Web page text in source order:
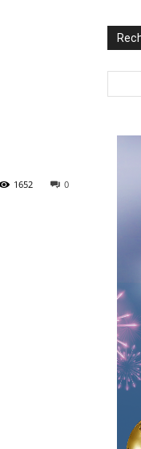
0
1652